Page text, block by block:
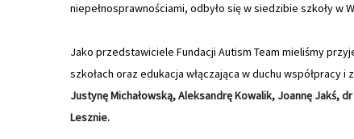
niepełnosprawnościami, odbyło się w siedzibie szkoły w
Jako przedstawiciele Fundacji Autism Team mieliśmy
szkołach oraz edukacja włączająca w duchu
Justynę Michałowską, Aleksandrę Kowalik, Joannę Jakś,
Lesznie.